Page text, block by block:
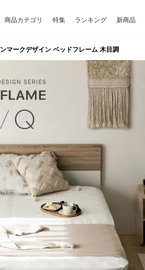
商品カテゴリ 特集 ランキング 新商品
マークデザイン ベッドフレーム 木目調